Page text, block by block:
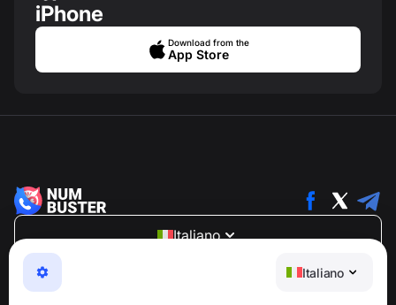
Italiano
iPhone
Download from the
App Store
Italiano
NumBuster © 2013—2026 ·
support@numbuster.com
Un'app facile da usare che ti protegge da truffe